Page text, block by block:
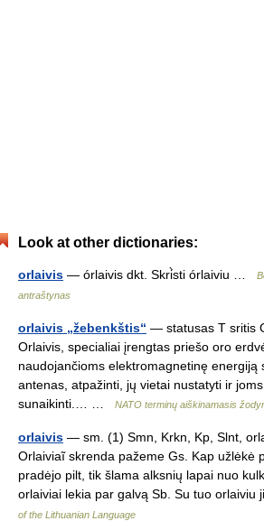
Look at other dictionaries:
orlaivis — órlaivis dkt. Skri̇̀sti órlaiviu …
antraštynas
orlaivis „žebenkštis“ — statusas T sritis
Orlaivis, specialiai įrengtas priešo oro
naudojančioms elektromagnetinę energiją
antenas, atpažinti, jų vietai nustatyti ir
sunaikinti.… …
NATO terminų aiškinamasis
orlaivis — sm. (1) Smn, Krkn, Kp, Slnt,
Orlaiviaĩ skrenda pažeme Gs. Kap užlėkė
pradėjo pilt, tik šlama alksnių lapai nuo
orlaiviai lekia par galvą Sb. Su tuo
of the Lithuanian Language